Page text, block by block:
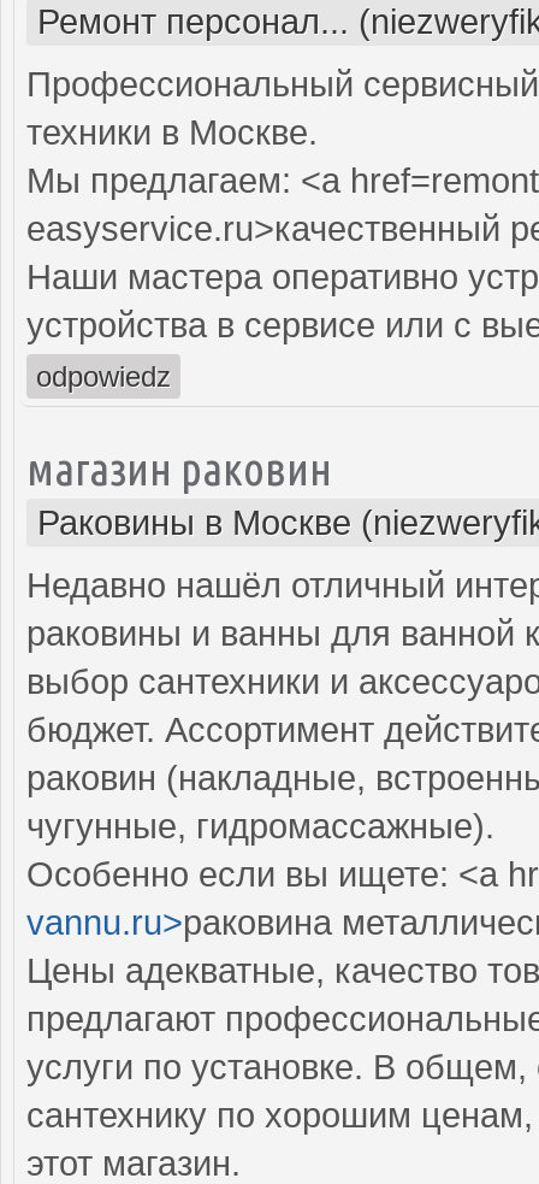
Ремонт персонал...
Профессиональный
техники в Москве.
Мы предлагаем: <a
easyservice.ru>качественный
Наши мастера оперативно
устройства в сервисе или с
odpowiedz
магазин раковин
Раковины в Москве
Недавно нашёл отличный
раковины и ванны для ванной
выбор сантехники и
бюджет. Ассортимент
раковин (накладные,
чугунные, гидромассажные).
Особенно если вы ищете: <a
vannu.ru>раковина
Цены адекватные, качество
предлагают
услуги по установке. В
сантехнику по хорошим
этот магазин.